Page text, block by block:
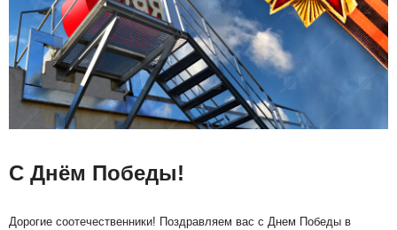
С Днём Победы!
Дорогие соотечественники! Поздравляем вас с Днем Победы в